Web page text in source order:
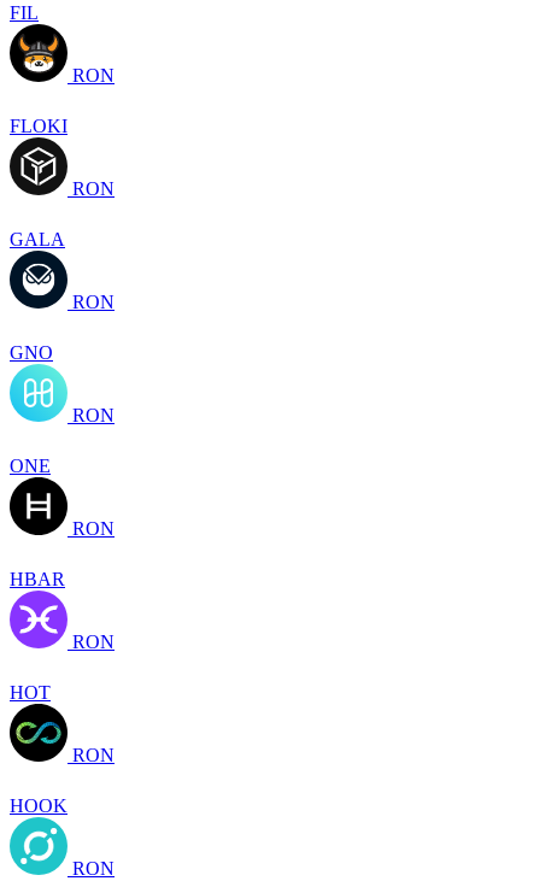
FIL
RON
FLOKI
RON
GALA
RON
GNO
RON
ONE
RON
HBAR
RON
HOT
RON
HOOK
RON